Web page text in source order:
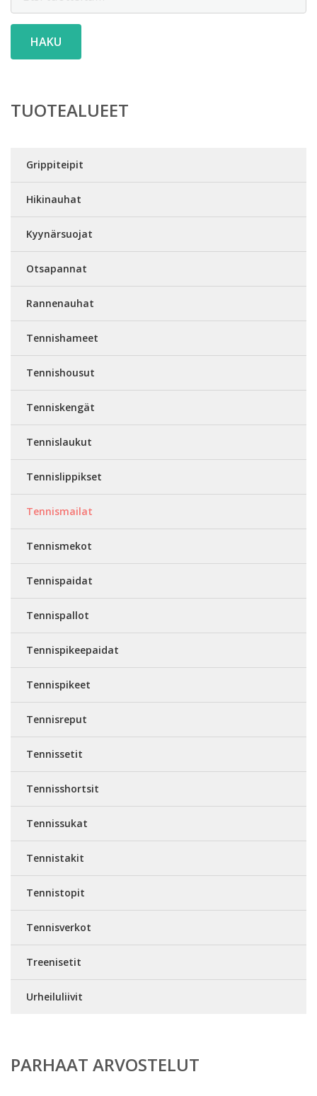
HAKU
TUOTEALUEET
Grippiteipit
Hikinauhat
Kyynärsuojat
Otsapannat
Rannenauhat
Tennishameet
Tennishousut
Tenniskengät
Tennislaukut
Tennislippikset
Tennismailat
Tennismekot
Tennispaidat
Tennispallot
Tennispikeepaidat
Tennispikeet
Tennisreput
Tennissetit
Tennisshortsit
Tennissukat
Tennistakit
Tennistopit
Tennisverkot
Treenisetit
Urheiluliivit
PARHAAT ARVOSTELUT